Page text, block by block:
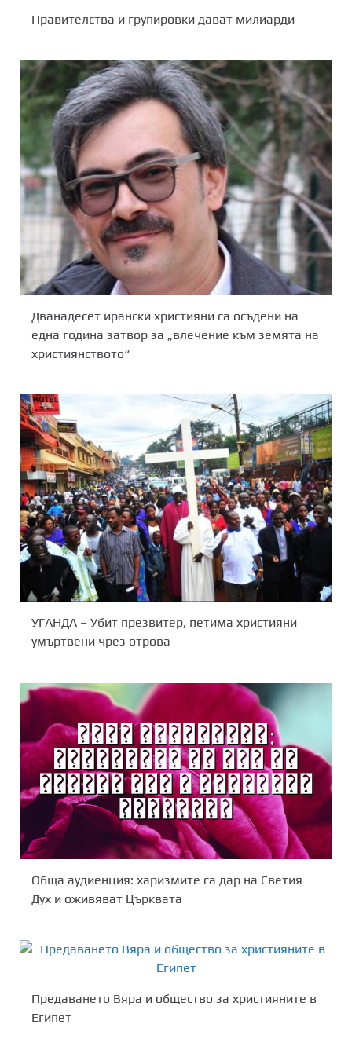
Правителства и групировки дават милиарди
Дванадесет ирански християни са осъдени на
една година затвор за „влечение към земята на
християнството“
УГАНДА – Убит презвитер, петима християни
умъртвени чрез отрова
Обща аудиенция: харизмите са дар на Светия
Дух и оживяват Църквата
Предаването Вяра и общество за християните в
Египет